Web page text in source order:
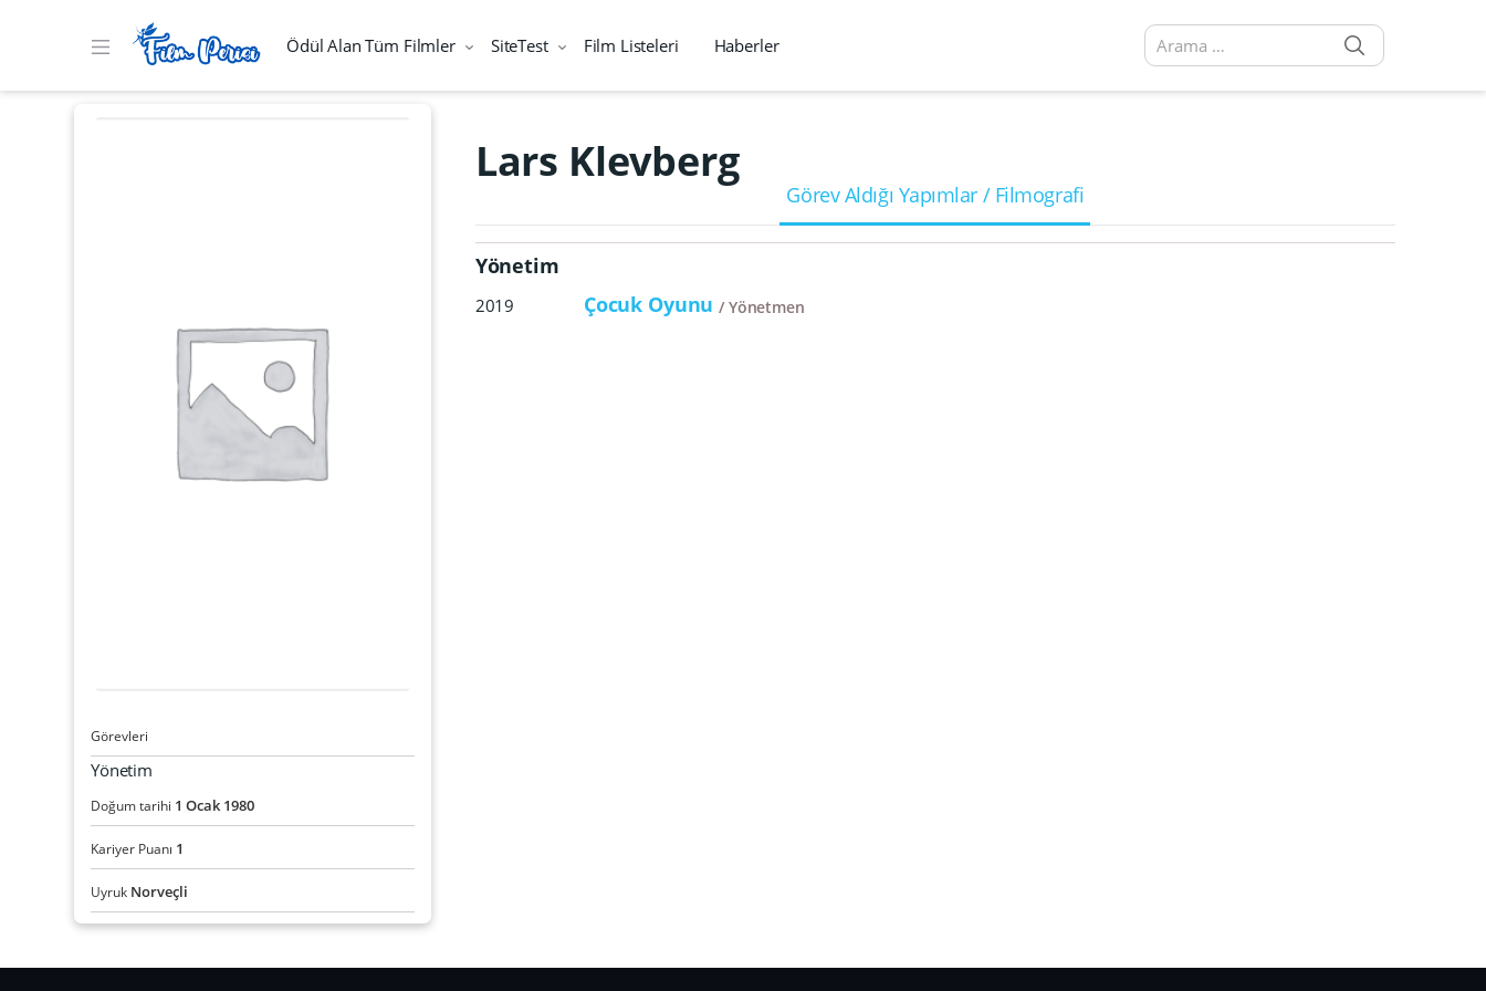
Ödül Alan Tüm Filmler SiteTest Film Listeleri Haberler
Arama sonuçları:
Görevleri
Yönetim
Doğum tarihi 1 Ocak 1980
Kariyer Puanı 1
Uyruk Norveçli
Lars Klevberg
Görev Aldığı Yapımlar / Filmografi
Yönetim
2019 Çocuk Oyunu Yönetmen